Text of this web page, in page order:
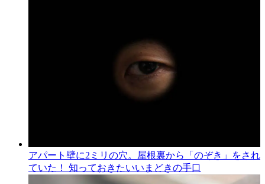
アパート壁に2ミリの穴。屋根裏から「のぞき」をされ
ていた！ 知っておきたいいまどきの手口